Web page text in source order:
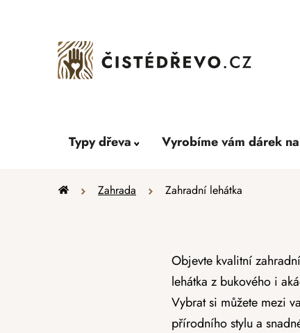
Typy dřeva Vyrobíme vám dárek
Domů Zahrada Zahradní lehátka
Objevte kvalitní
lehátka z bukového i
Vybrat si můžete mezi
přírodního stylu a